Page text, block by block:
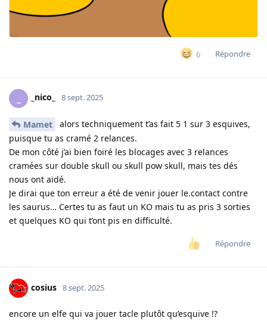
6 Répondre
_nico_ 8 sept. 2025
Mamet
alors techniquement t’as fait 5 1 sur 3 esquives,
puisque tu as cramé 2 relances.
De mon côté j’ai bien foiré les blocages avec 3 relances
cramées sur double skull ou skull pow skull, mais tes dés
nous ont aidé.
Je dirai que ton erreur a été de venir jouer le.contact contre
les saurus… Certes tu as faut un KO mais tu as pris 3 sorties
et quelques KO qui t’ont pis en difficulté.
Répondre
cosius 8 sept. 2025
encore un elfe qui va jouer tacle plutôt qu’esquive !?